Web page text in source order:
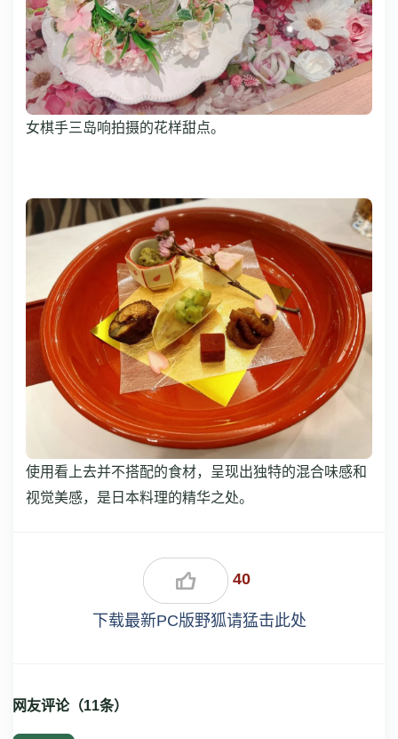
女棋手三岛响拍摄的花样甜点。
使用看上去并不搭配的食材，呈现出独特的混合味感和
视觉美感，是日本料理的精华之处。
40
下载最新PC版野狐请猛击此处
网友评论（11条）